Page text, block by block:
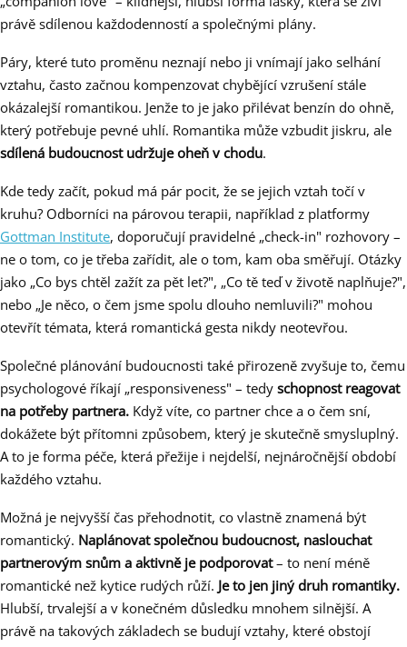
právě sdílenou každodenností a společnými plány.
Páry, které tuto proměnu neznají nebo ji vnímají jako selhání
vztahu, často začnou kompenzovat chybějící vzrušení stále
okázalejší romantikou. Jenže to je jako přilévat benzín do ohně,
který potřebuje pevné uhlí. Romantika může vzbudit jiskru, ale
sdílená budoucnost udržuje oheň v chodu.
Kde tedy začít, pokud má pár pocit, že se jejich vztah točí v
kruhu? Odborníci na párovou terapii, například z platformy
Gottman Institute, doporučují pravidelné „check-in" rozhovory –
ne o tom, co je třeba zařídit, ale o tom, kam oba směřují. Otázky
jako „Co bys chtěl zažít za pět let?", „Co tě teď v životě naplňuje?",
nebo „Je něco, o čem jsme spolu dlouho nemluvili?" mohou
otevřít témata, která romantická gesta nikdy neotevřou.
Společné plánování budoucnosti také přirozeně zvyšuje to, čemu
psychologové říkají „responsiveness" – tedy schopnost reagovat
na potřeby partnera. Když víte, co partner chce a o čem sní,
dokážete být přítomni způsobem, který je skutečně smysluplný.
A to je forma péče, která přežije i nejdelší, nejnáročnější období
každého vztahu.
Možná je nejvyšší čas přehodnotit, co vlastně znamená být
romantický. Naplánovat společnou budoucnost, naslouchat
partnerovým snům a aktivně je podporovat– to není méně
romantické než kytice rudých růží. Je to jen jiný druh romantiky.
Hlubší, trvalejší a v konečném důsledku mnohem silnější. A
právě na takových základech se budují vztahy, které obstojí